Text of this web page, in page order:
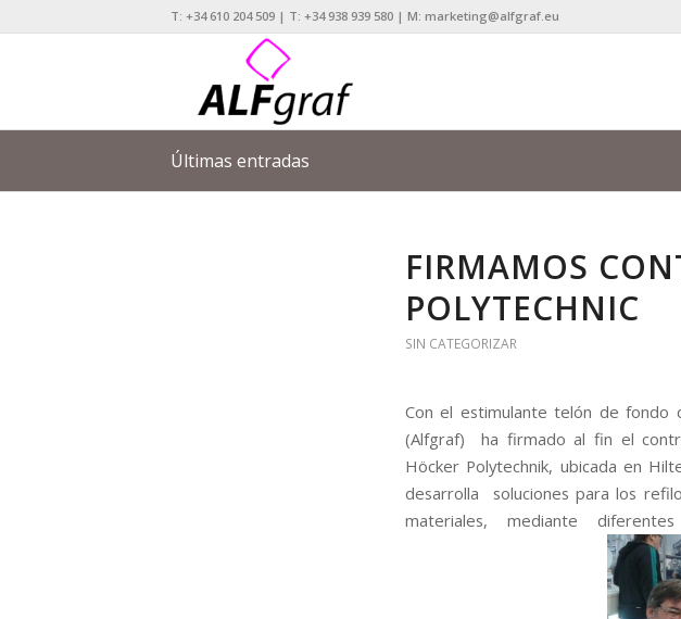
T: +34 610 204 509 | T: +34 938 939 580 | M: marketing@alfgraf.eu
Últimas entradas
FIRMAMOS
POLYTECHNIC
SIN CATEGORIZAR
Con el estimulante telón de fondo
(Alfgraf) ha firmado al fin el
Höcker Polytechnik, ubicada en
desarrolla soluciones para los
materiales, mediante